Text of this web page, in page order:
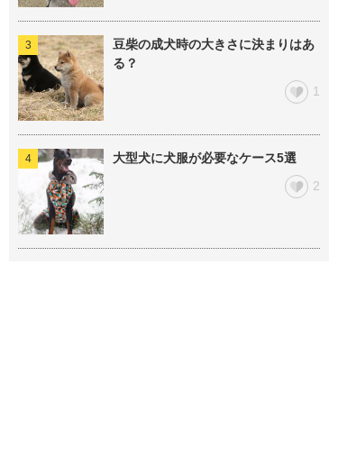
豆柴の成犬時の大きさに決まりはあ
る？
1
大型犬に犬服が必要なケース5選
2